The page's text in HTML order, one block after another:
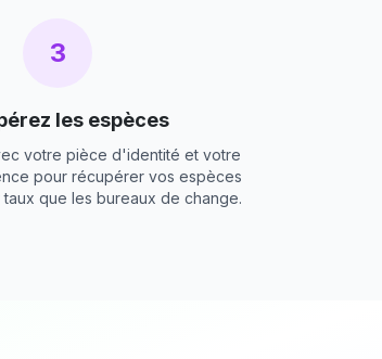
3
les espèces
votre pièce d'identité et votre
pour récupérer vos espèces
taux que les bureaux de change.